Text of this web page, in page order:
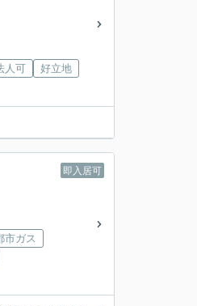
人可
好立地
即入居可
市ガス